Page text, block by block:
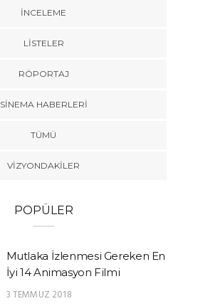
İNCELEME
LISTELER
RÖPORTAJ
SINEMA HABERLERI
TÜMÜ
VIZYONDAKILER
POPÜLER
Mutlaka İzlenmesi Gereken En
İyi 14 Animasyon Filmi
3 TEMMUZ 2018